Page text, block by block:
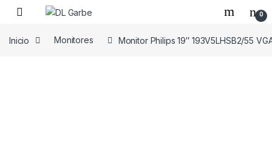
0
Inicio Monitores Monitor Philips 19″ 193V5LHSB2/55